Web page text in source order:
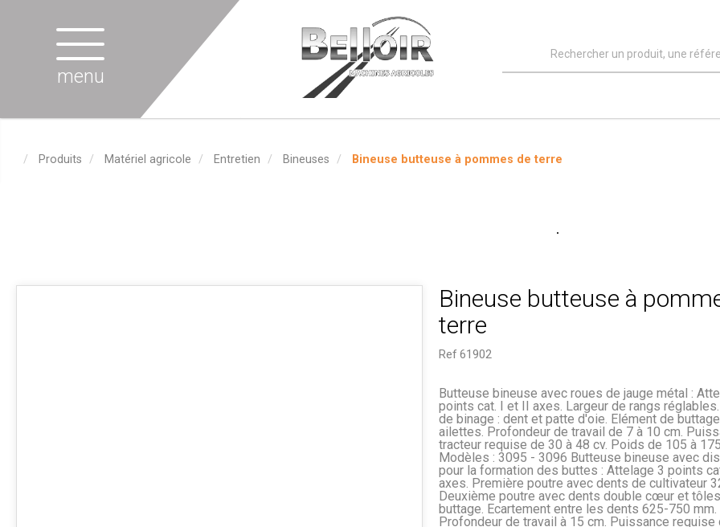
menu
Produits Matériel agricole Entretien Bineuses Bineuse butteuse à pommes de terre
Bineuse butteuse à
terre
Ref61902
Butteuse bineuse avec roues de jauge métal :
points cat. I et II axes. Largeur de rangs
de binage : dent et patte d'oie. Elément de
ailettes. Profondeur de travail de 7 à 10 cm.
tracteur requise de 30 à 48 cv. Poids de 105 à
Modèles : 3095 - 3096 Butteuse bineuse avec
pour la formation des buttes : Attelage 3 points
axes. Première poutre avec dents de cultivateur
Deuxième poutre avec dents double cœur et
buttage. Ecartement entre les dents 625-750 mm.
Profondeur de travail à 15 cm. Puissance requise